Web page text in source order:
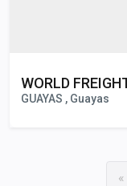
WORLD
GUAYAS , Guayas
«